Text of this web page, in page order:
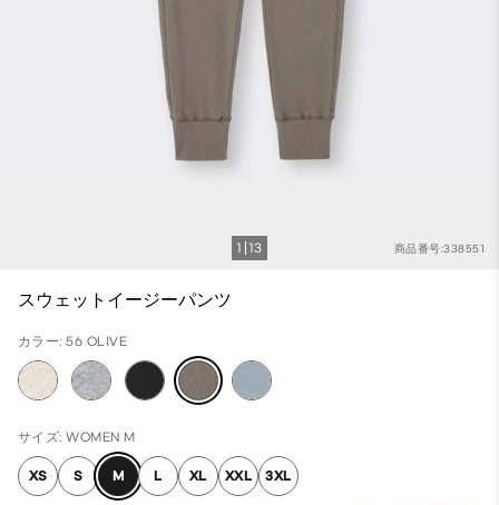
商品番号:338551
1 13
スウェットイージーパンツ
カラー: 56 OLIVE
サイズ: WOMEN M
XS S M L XL XXL 3XL